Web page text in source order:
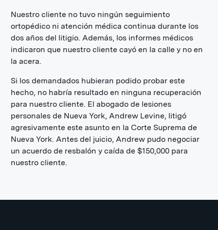
Nuestro cliente no tuvo ningún seguimiento
ortopédico ni atención médica continua durante los
dos años del litigio. Además, los informes médicos
indicaron que nuestro cliente cayó en la calle y no en
la acera.
Si los demandados hubieran podido probar este
hecho, no habría resultado en ninguna recuperación
para nuestro cliente. El abogado de lesiones
personales de Nueva York, Andrew Levine, litigó
agresivamente este asunto en la Corte Suprema de
Nueva York. Antes del juicio, Andrew pudo negociar
un acuerdo de resbalón y caída de $150,000 para
nuestro cliente.